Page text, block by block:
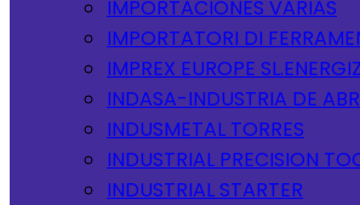
IMPORTACIONES VARIAS
IMPORTATORI DI
IMPREX EUROPE
INDASA-INDUSTRIA DE
INDUSMETAL TORRES
INDUSTRIAL PRECISION
INDUSTRIAL STARTER